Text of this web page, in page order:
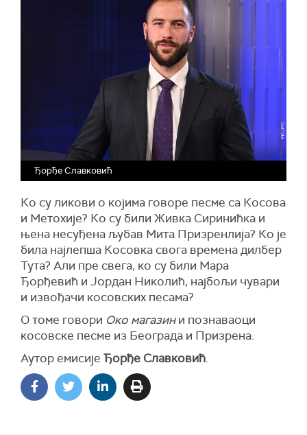
Ђорђе Славковић
Ко су ликови о којима говоре песме са Косова
и Метохије? Ко су били Живка Сиринићка и
њена несуђена љубав Мита Призренлија? Ко је
била најлепша Косовка свога времена дилбер
Тута? Али пре свега, ко су били Мара
Ђорђевић и Јордан Николић, најбољи чувари
и извођачи косовских песама?
О томе говори Око магазини познаваоци
косовске песме из Београда и Призрена.
Аутор емисије Ђорђе Славковић.